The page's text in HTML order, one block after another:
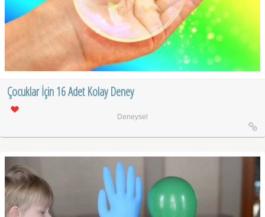
Çocuklar İçin 16 Adet Kolay Deney
Deneysel